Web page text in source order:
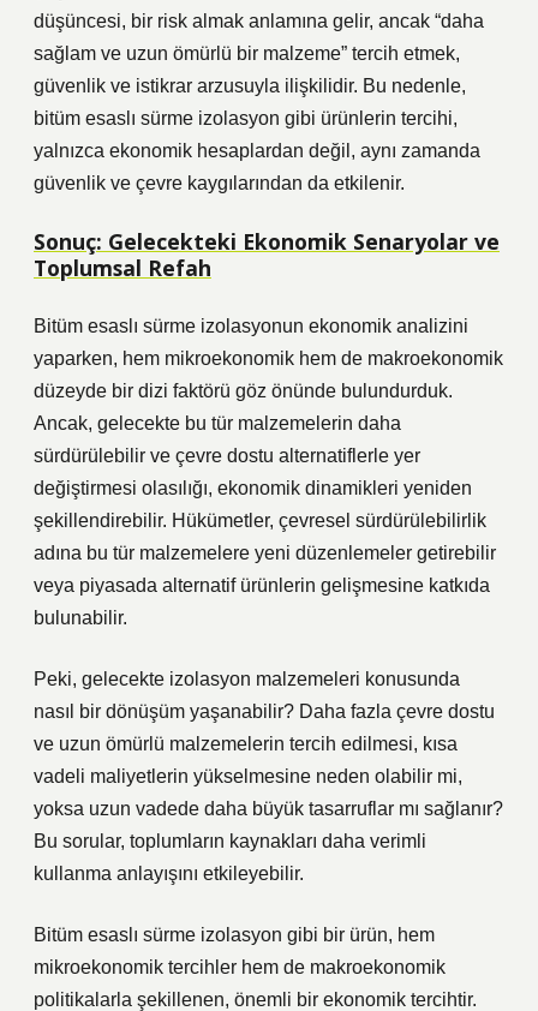
düşüncesi, bir risk almak anlamına gelir, ancak “daha
sağlam ve uzun ömürlü bir malzeme” tercih etmek,
güvenlik ve istikrar arzusuyla ilişkilidir. Bu nedenle,
bitüm esaslı sürme izolasyon gibi ürünlerin tercihi,
yalnızca ekonomik hesaplardan değil, aynı zamanda
güvenlik ve çevre kaygılarından da etkilenir.
Sonuç: Gelecekteki Ekonomik Senaryolar ve
Toplumsal Refah
Bitüm esaslı sürme izolasyonun ekonomik analizini
yaparken, hem mikroekonomik hem de makroekonomik
düzeyde bir dizi faktörü göz önünde bulundurduk.
Ancak, gelecekte bu tür malzemelerin daha
sürdürülebilir ve çevre dostu alternatiflerle yer
değiştirmesi olasılığı, ekonomik dinamikleri yeniden
şekillendirebilir. Hükümetler, çevresel sürdürülebilirlik
adına bu tür malzemelere yeni düzenlemeler getirebilir
veya piyasada alternatif ürünlerin gelişmesine katkıda
bulunabilir.
Peki, gelecekte izolasyon malzemeleri konusunda
nasıl bir dönüşüm yaşanabilir? Daha fazla çevre dostu
ve uzun ömürlü malzemelerin tercih edilmesi, kısa
vadeli maliyetlerin yükselmesine neden olabilir mi,
yoksa uzun vadede daha büyük tasarruflar mı sağlanır?
Bu sorular, toplumların kaynakları daha verimli
kullanma anlayışını etkileyebilir.
Bitüm esaslı sürme izolasyon gibi bir ürün, hem
mikroekonomik tercihler hem de makroekonomik
politikalarla şekillenen, önemli bir ekonomik tercihtir.